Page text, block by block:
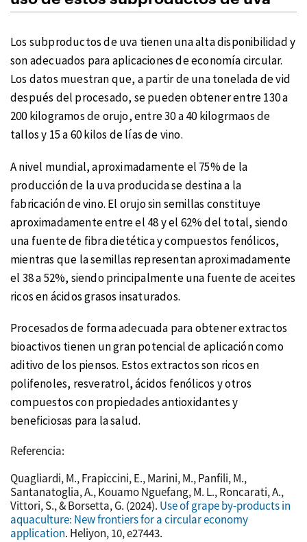
Los subproductos de uva tienen una alta disponibilidad y
son adecuados para aplicaciones de economía circular.
Los datos muestran que, a partir de una tonelada de vid
después del procesado, se pueden obtener entre 130 a
200 kilogramos de orujo, entre 30 a 40 kilogrmaos de
tallos y 15 a 60 kilos de lías de vino.
A nivel mundial, aproximadamente el 75% de la
producción de la uva producida se destina a la
fabricación de vino. El orujo sin semillas constituye
aproximadamente entre el 48 y el 62% del total, siendo
una fuente de fibra dietética y compuestos fenólicos,
mientras que la semillas representan aproximadamente
el 38 a 52%, siendo principalmente una fuente de aceites
ricos en ácidos grasos insaturados.
Procesados de forma adecuada para obtener extractos
bioactivos tienen un gran potencial de aplicación como
aditivo de los piensos. Estos extractos son ricos en
polifenoles, resveratrol, ácidos fenólicos y otros
compuestos con propiedades antioxidantes y
beneficiosas para la salud.
Referencia:
Quagliardi, M., Frapiccini, E., Marini, M., Panfili, M.,
Santanatoglia, A., Kouamo Nguefang, M. L., Roncarati, A.,
Vittori, S., & Borsetta, G. (2024). Use of grape by-products in
aquaculture: New frontiers for a circular economy
application. Heliyon, 10, e27443.